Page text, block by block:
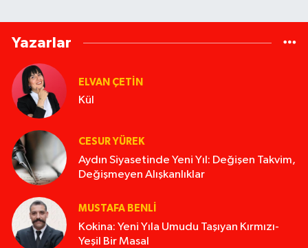
Yazarlar
ELVAN ÇETIN
Kül
CESUR YÜREK
Aydın Siyasetinde Yeni Yıl: Değişen Takvim,
Değişmeyen Alışkanlıklar
MUSTAFA BENLI
Kokina: Yeni Yıla Umudu Taşıyan Kırmızı-
Yeşil Bir Masal